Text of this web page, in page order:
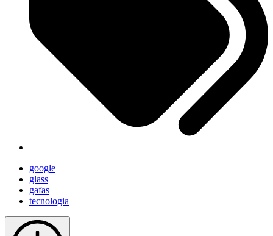
google
glass
gafas
tecnologia